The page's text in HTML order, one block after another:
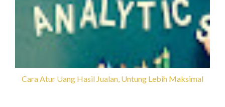
Cara Atur Uang Hasil Jualan, Untung Lebih Maksimal